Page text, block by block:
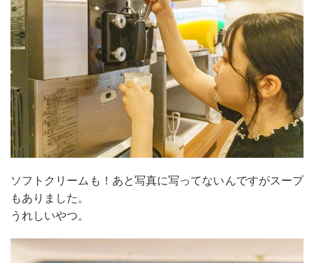
ソフトクリームも！あと写真に写ってないんですがスープ
もありました。
うれしいやつ。